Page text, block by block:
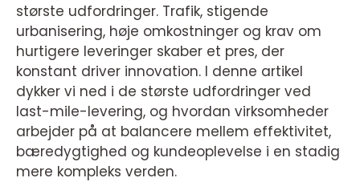
største udfordringer. Trafik, stigende
urbanisering, høje omkostninger og krav om
hurtigere leveringer skaber et pres, der
konstant driver innovation. I denne artikel
dykker vi ned i de største udfordringer ved
last-mile-levering, og hvordan virksomheder
arbejder på at balancere mellem effektivitet,
bæredygtighed og kundeoplevelse i en stadig
mere kompleks verden.